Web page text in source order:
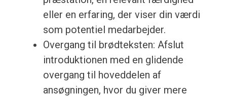
eller en erfaring, der viser din værdi
som potentiel medarbejder.
Overgang til brødteksten: Afslut
introduktionen med en glidende
overgang til hoveddelen af
ansøgningen, hvor du giver mere